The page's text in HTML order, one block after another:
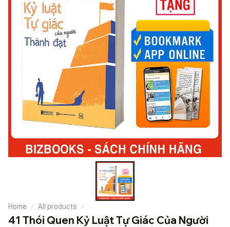
Home All products
41 Thói Quen Kỷ Luật Tự Giác Của Người